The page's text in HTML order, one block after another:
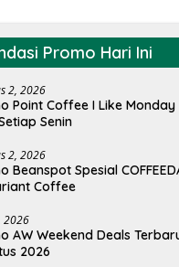
Promo Hari Ini
2, 2026
Point Coffee I Like
Senin
2, 2026
Beanspot Spesial
Coffee
2026
AW Weekend Deals
2026